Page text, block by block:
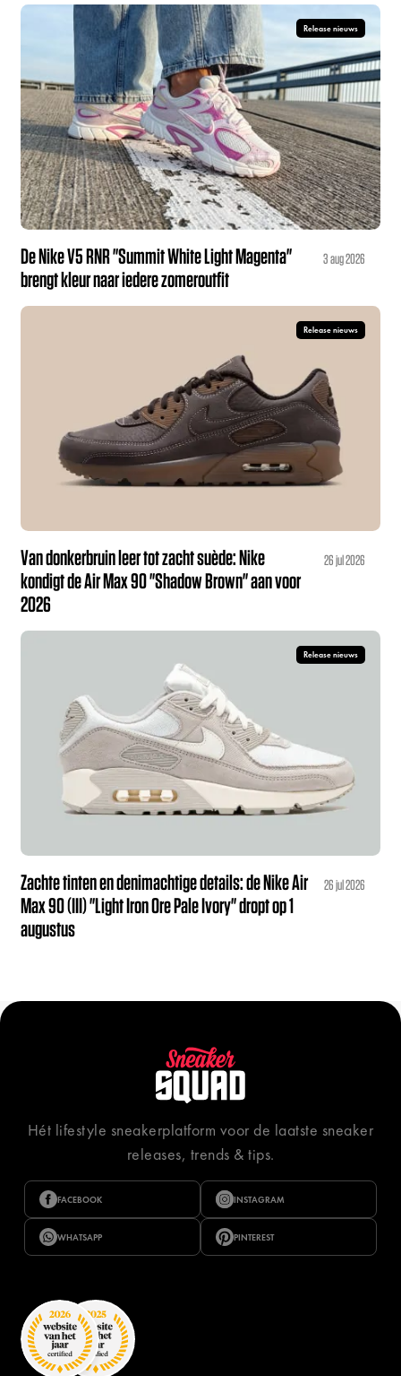
Release nieuws
De Nike V5 RNR "Summit White Light Magenta"
brengt kleur naar iedere zomeroutfit
3 aug 2026
Release nieuws
Van donkerbruin leer tot zacht suède: Nike
kondigt de Air Max 90 "Shadow Brown" aan voor
2026
26 jul 2026
Release nieuws
Zachte tinten en denimachtige details: de Nike Air
Max 90 (III) "Light Iron Ore Pale Ivory" dropt op 1
augustus
26 jul 2026
Hét lifestyle sneakerplatform voor de laatste sneaker
releases, trends & tips.
FACEBOOK INSTAGRAM
WHATSAPP PINTEREST